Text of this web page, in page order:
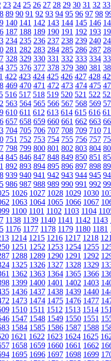
23 24 25 26 27 28 29 30 31 32 33
89 90 91 92 93 94 95 96 97 98
140 141 142 143 144 145 146
187 188 189 190 191 192 193
234 235 236 237 238 239 240
281 282 283 284 285 286 287
328 329 330 331 332 333 334
375 376 377 378 379 380 381
422 423 424 425 426 427 428
469 470 471 472 473 474 475
516 517 518 519 520 521 522
563 564 565 566 567 568 569
610 611 612 613 614 615 616
657 658 659 660 661 662 663
704 705 706 707 708 709 710
751 752 753 754 755 756 757
798 799 800 801 802 803 804
845 846 847 848 849 850 851
892 893 894 895 896 897 898
939 940 941 942 943 944 945
986 987 988 989 990 991 992
1026 1027 1028 1029 1030
1063 1064 1065 1066 1067
1100 1101 1102 1103 1104
1138 1139 1140 1141 1142 1143
1176 1177 1178 1179 1180 1181
1214 1215 1216 1217 1218
1251 1252 1253 1254 1255
1288 1289 1290 1291 1292
1325 1326 1327 1328 1329
1362 1363 1364 1365 1366
1399 1400 1401 1402 1403
1436 1437 1438 1439 1440
1473 1474 1475 1476 1477
1510 1511 1512 1513 1514
1547 1548 1549 1550 1551
1584 1585 1586 1587 1588
1621 1622 1623 1624 1625
1658 1659 1660 1661 1662
1695 1696 1697 1698 1699